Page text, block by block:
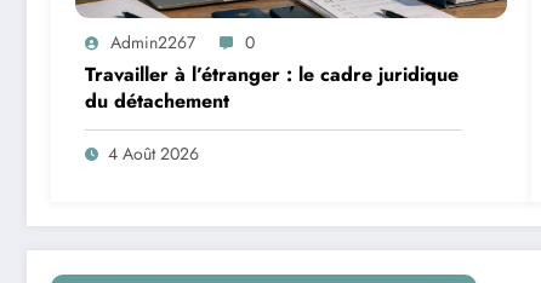
Admin2267 0
Travailler à l’étranger : le cadre juridique
du détachement
4 Août 2026